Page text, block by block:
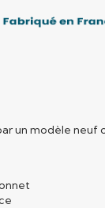
un modèle neuf